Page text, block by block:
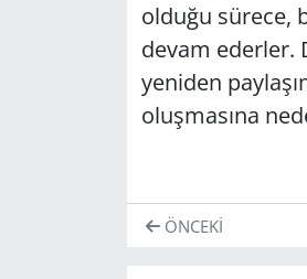
olduğu sürece,
devam ederler.
yeniden
oluşmasına
ÖNCEKI